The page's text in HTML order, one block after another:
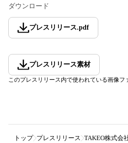
ダウンロード
プレスリリース.pdf
プレスリリース素材
このプレスリリース内で使われている画像
トップ プレスリリース TAKEO株式会